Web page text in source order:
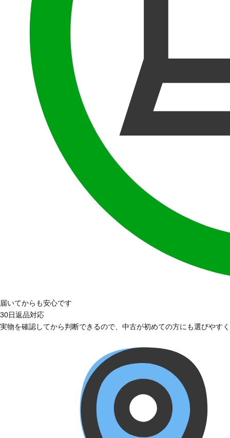
届いてからも安心です
30日返品対応
実物を確認してから判断できるので、中古が初めての方にも選びやす